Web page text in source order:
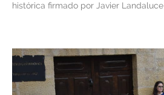
histórica firmado por Javier Landaluce